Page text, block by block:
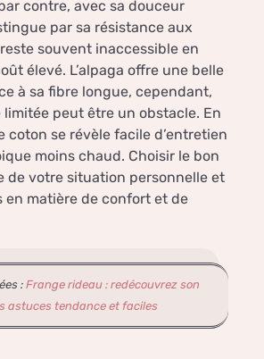
contre, avec sa douceur
par sa résistance aux
souvent inaccessible en
élevé. L’alpaga offre une belle
à sa fibre longue, cependant,
peut être un obstacle. En
coton se révèle facile d’entretien
moins chaud. Choisir le bon
de votre situation personnelle et
en matière de confort et de
:Frange rideau : redécouvrez son
astuces tendance et faciles